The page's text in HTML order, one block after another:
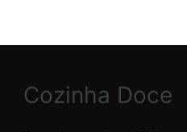
Cozinha Doce